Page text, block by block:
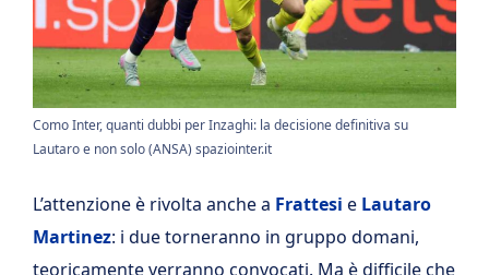
Como Inter, quanti dubbi per Inzaghi: la decisione definitiva su
Lautaro e non solo (ANSA) spaziointer.it
L’attenzione è rivolta anche a Frattesi e Lautaro
Martinez: i due torneranno in gruppo domani,
teoricamente verranno convocati. Ma è difficile che